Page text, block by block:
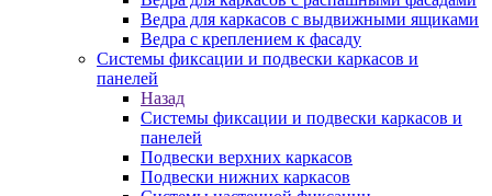
Ведра для каркасов с выдвижными ящиками
Ведра с креплением к фасаду
Системы фиксации и подвески каркасов и
панелей
Назад
Системы фиксации и подвески каркасов и
панелей
Подвески верхних каркасов
Подвески нижних каркасов